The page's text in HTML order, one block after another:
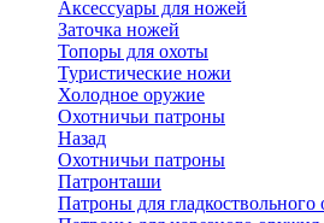
Аксессуары для ножей
Заточка ножей
Топоры для охоты
Туристические ножи
Холодное оружие
Охотничьи патроны
Назад
Охотничьи патроны
Патронташи
Патроны для гладкоствольного